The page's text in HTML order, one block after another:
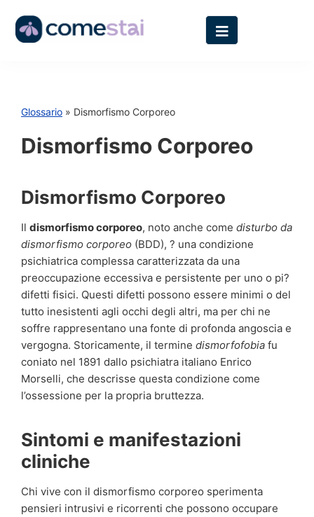
Glossario » Dismorfismo Corporeo
Dismorfismo Corporeo
Dismorfismo Corporeo
Il dismorfismo corporeo, noto anche come disturbo da
dismorfismo corporeo (BDD), ? una condizione
psichiatrica complessa caratterizzata da una
preoccupazione eccessiva e persistente per uno o pi?
difetti fisici. Questi difetti possono essere minimi o del
tutto inesistenti agli occhi degli altri, ma per chi ne
soffre rappresentano una fonte di profonda angoscia e
vergogna. Storicamente, il termine dismorfofobia fu
coniato nel 1891 dallo psichiatra italiano Enrico
Morselli, che descrisse questa condizione come
l’ossessione per la propria bruttezza.
Sintomi e manifestazioni
cliniche
Chi vive con il dismorfismo corporeo sperimenta
pensieri intrusivi e ricorrenti che possono occupare